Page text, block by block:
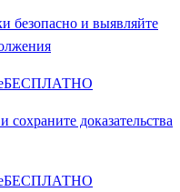
безопасно и выявляйте
БЕСПЛАТНО
доказательства
БЕСПЛАТНО